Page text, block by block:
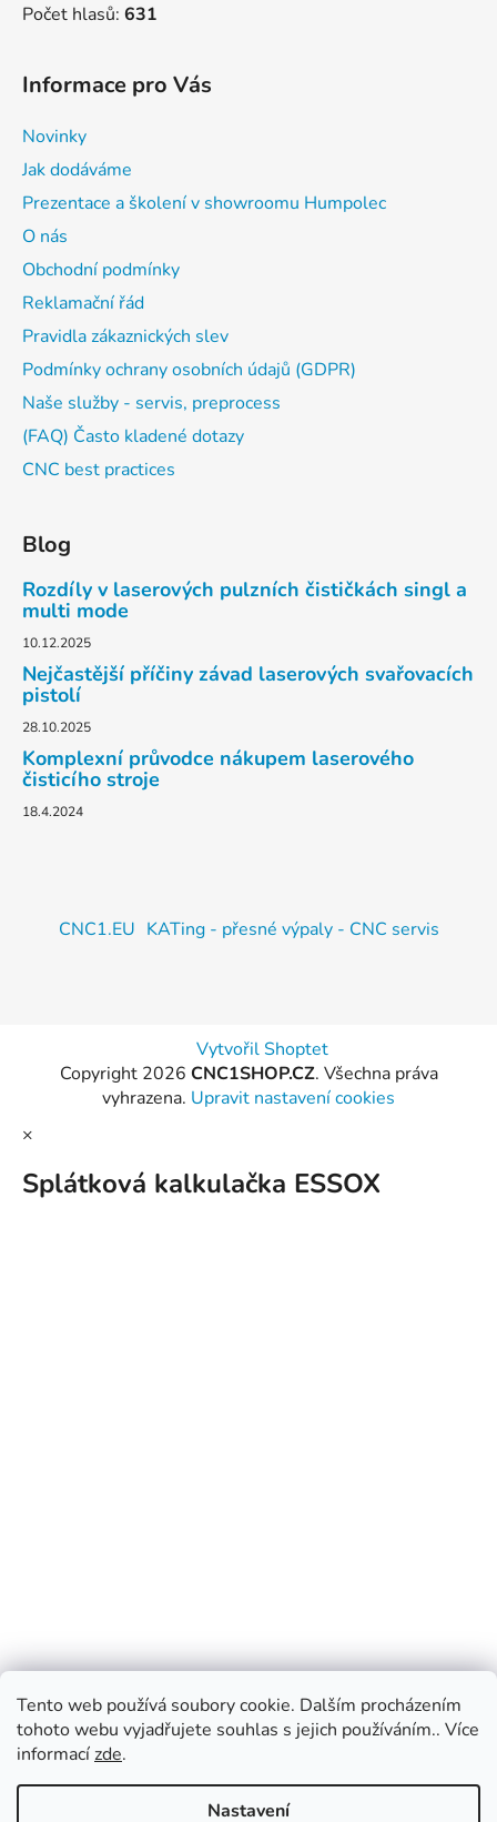
Tento web používá soubory cookie. Dalším procházením
tohoto webu vyjadřujete souhlas s jejich používáním.. Více
informacízde.
Nastavení
Počet hlasů: 631
Informace pro Vás
Novinky
Jak dodáváme
Prezentace a školení v showroomu Humpolec
O nás
Obchodní podmínky
Reklamační řád
Pravidla zákaznických slev
Podmínky ochrany osobních údajů (GDPR)
Naše služby - servis, preprocess
(FAQ) Často kladené dotazy
CNC best practices
Blog
Rozdíly v laserových pulzních čističkách singl a
multi mode
10.12.2025
Nejčastější příčiny závad laserových svařovacích
pistolí
28.10.2025
Komplexní průvodce nákupem laserového
čisticího stroje
18.4.2024
CNC1.EU KATing - přesné výpaly - CNC servis
Vytvořil Shoptet
Copyright 2026 CNC1SHOP.CZ. Všechna práva
vyhrazena. Upravit nastavení cookies
×
Splátková kalkulačka ESSOX